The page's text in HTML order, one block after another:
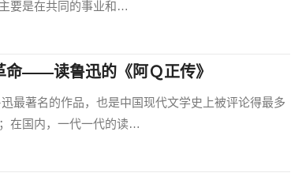
要是在共同的事业和…
命——读鲁迅的《阿Ｑ正传》
名的作品，也是中国现代文学史上被评论得最多
在国内，一代一代的读…